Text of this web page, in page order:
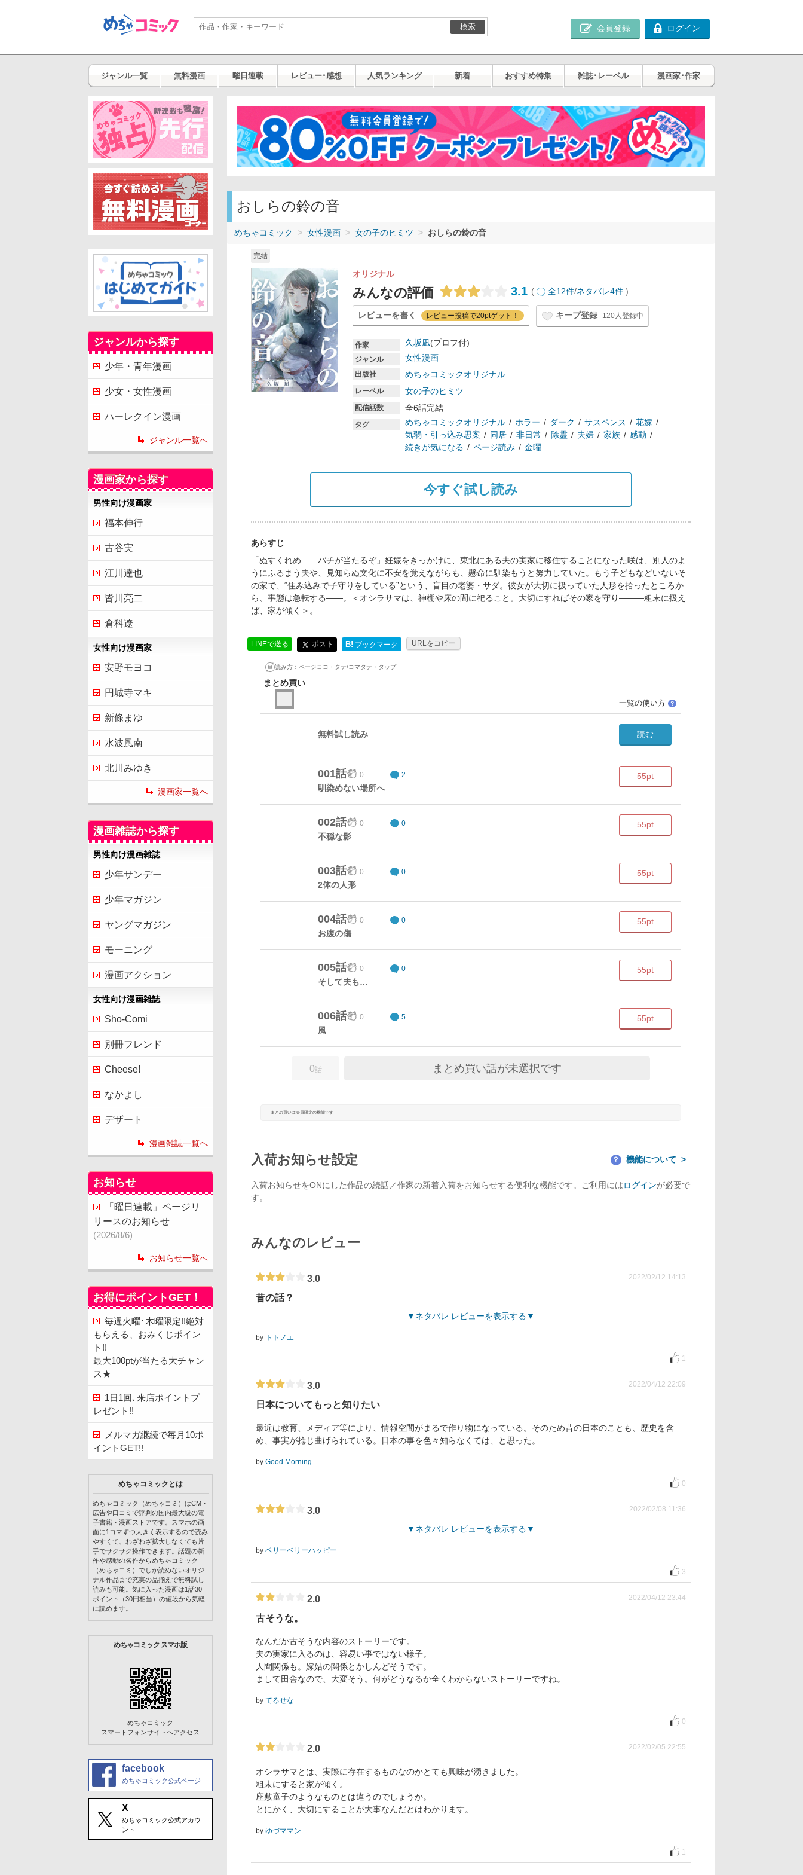
検索 会員登録 ログイン
ジャンル一覧 無料漫画 曜日連載 レビュー･感想 人気ランキング 新着 おすすめ特集 雑誌･レーベル 漫画家･作家
おしらの鈴の音
めちゃコミック 女性漫画 女の子のヒミツ おしらの鈴の音
完結
オリジナル
みんなの評価 3.1 ( 全12件/ネタバレ4件 )
レビューを書く レビュー投稿で20ptゲット！ キープ登録 120人登録中
作家 久坂凪(プロフ付)
ジャンル 女性漫画
出版社 めちゃコミックオリジナル
レーベル 女の子のヒミツ
配信話数 全6話完結
タグ めちゃコミックオリジナル ホラー ダーク サスペンス
花嫁
気弱・引っ込み思案
同居 非日常 除霊 夫婦 家族
感動
続きが気になる
ページ読み 金曜
今すぐ試し読み
あらすじ
「ぬすくれめ――バチが当たるぞ」妊娠をきっかけに、東北にある夫の実家に移住することになった咲は、別人のよ
うにふるまう夫や、見知らぬ文化に不安を覚えながらも、懸命に馴染もうと努力していた。もう子どもなどいないそ
の家で、“住み込みで子守りをしている”という、盲目の老婆・サダ。彼女が大切に扱っていた人形を拾ったところか
ら、事態は急転する――。＜オシラサマは、神棚や床の間に祀ること。大切にすればその家を守り―――粗末に扱え
ば、家が傾く＞。
LINEで送る ポスト B! ブックマーク URLをコピー
読み方： ページヨコ・タテ/コマタテ・タップ
まとめ買い
一覧の使い方 ？
無料試し読み 読む
001話 0 2
馴染めない場所へ
55pt
002話 0 0
不穏な影
55pt
003話 0 0
2体の人形
55pt
004話 0 0
お腹の傷
55pt
005話 0 0
そして夫も…
55pt
006話 0 5
風
55pt
0話 まとめ買い話が未選択です
まとめ買いは会員限定の機能です
入荷お知らせ設定 ？ 機能について
入荷お知らせをONにした作品の続話／作家の新着入荷をお知らせする便利な機能です。ご利用にはログインが必要で
す。
みんなのレビュー
3.0 2022/02/12 14:13
昔の話？
ネタバレ レビューを表示する
by トトノエ
1
3.0 2022/04/12 22:09
日本についてもっと知りたい
最近は教育、メディア等により、情報空間がまるで作り物になっている。そのため昔の日本のことも、歴史を含
め、事実が捻じ曲げられている。日本の事を色々知らなくては、と思った。
by Good Morning
0
3.0 2022/02/08 11:36
ネタバレ レビューを表示する
by ベリーベリーハッピー
3
2.0 2022/04/12 23:44
古そうな。
なんだか古そうな内容のストーリーです。
夫の実家に入るのは、容易い事ではない様子。
人間関係も。嫁姑の関係とかしんどそうです。
まして田舎なので、大変そう。何がどうなるか全くわからないストーリーですね。
by てるせな
0
2.0 2022/02/05 22:55
オシラサマとは、実際に存在するものなのかとても興味が湧きました。
粗末にすると家が傾く。
座敷童子のようなものとは違うのでしょうか。
とにかく、大切にすることが大事なんだとはわかります。
by ゆづママン
1
ジャンルから探す
少年・青年漫画
少女・女性漫画
ハーレクイン漫画
ジャンル一覧へ
漫画家から探す
男性向け漫画家
福本伸行
古谷実
江川達也
皆川亮二
倉科遼
女性向け漫画家
安野モヨコ
円城寺マキ
新條まゆ
水波風南
北川みゆき
漫画家一覧へ
漫画雑誌から探す
男性向け漫画雑誌
少年サンデー
少年マガジン
ヤングマガジン
モーニング
漫画アクション
女性向け漫画雑誌
Sho-Comi
別冊フレンド
Cheese!
なかよし
デザート
漫画雑誌一覧へ
お知らせ
「曜日連載」ページリ
リースのお知らせ
(2026/8/6)
お知らせ一覧へ
お得にポイントGET！
毎週火曜･木曜限定!!絶対
もらえる、おみくじポイン
ト!!
最大100ptが当たる大チャン
ス★
1日1回､来店ポイントプ
レゼント!!
メルマガ継続で毎月10ポ
イントGET!!
めちゃコミックとは
めちゃコミック（めちゃコミ）はCM・
広告や口コミで評判の国内最大級の電
子書籍・漫画ストアです。スマホの画
面に1コマずつ大きく表示するので読み
やすくて、わざわざ拡大しなくても片
手でサクサク操作できます。話題の新
作や感動の名作からめちゃコミック
（めちゃコミ）でしか読めないオリジ
ナル作品まで充実の品揃えで無料試し
読みも可能。気に入った漫画は1話30
ポイント（30円相当）の値段から気軽
に読めます。
めちゃコミック スマホ版
めちゃコミック
スマートフォンサイトへアクセス
facebook
めちゃコミック公式ページ
X
めちゃコミック公式アカウ
ント